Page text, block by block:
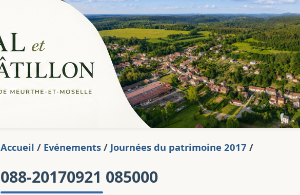
Accueil / Evénements / Journées du patrimoine 2017 /
088-20170921 085000